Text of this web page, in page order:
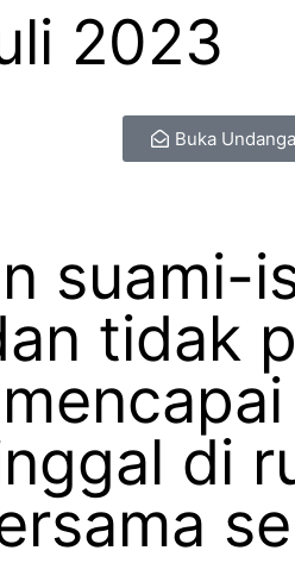
2023
Buka
suami-
tidak
di